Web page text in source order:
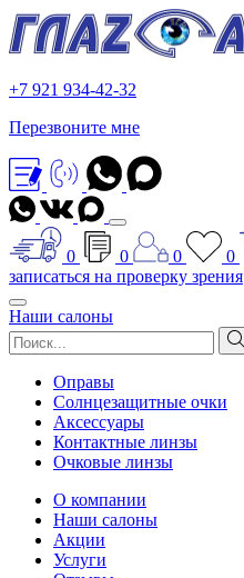
+7 921 934-42-32
Перезвоните мне
0 0 0
0
записаться на проверку зрения
Наши салоны
Оправы
Солнцезащитные очки
Аксессуары
Контактные линзы
Очковые линзы
О компании
Наши салоны
Акции
Услуги